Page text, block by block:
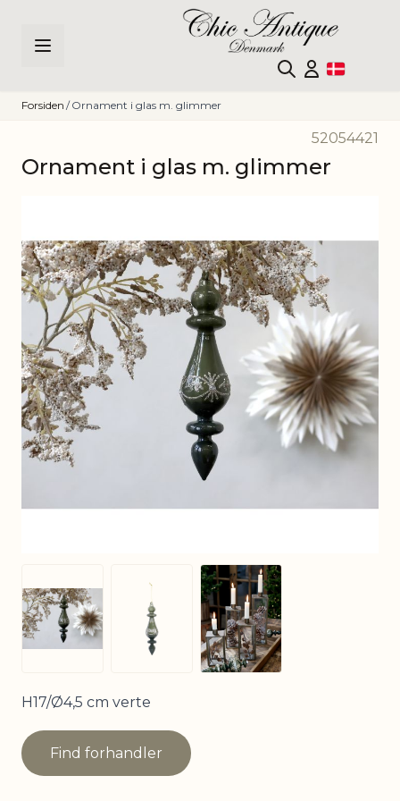
Forsiden / Ornament i glas m. glimmer
52054421
Ornament i glas m. glimmer
View larger image
View larger image
View larger image
H17/Ø4,5 cm verte
Find forhandler